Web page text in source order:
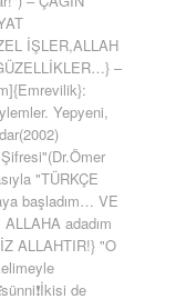
İŞLER,ALLAH
–
Yepyeni,
"TÜRKÇE
başladım… VE
adadım
ALLAHTIR!} "O
de